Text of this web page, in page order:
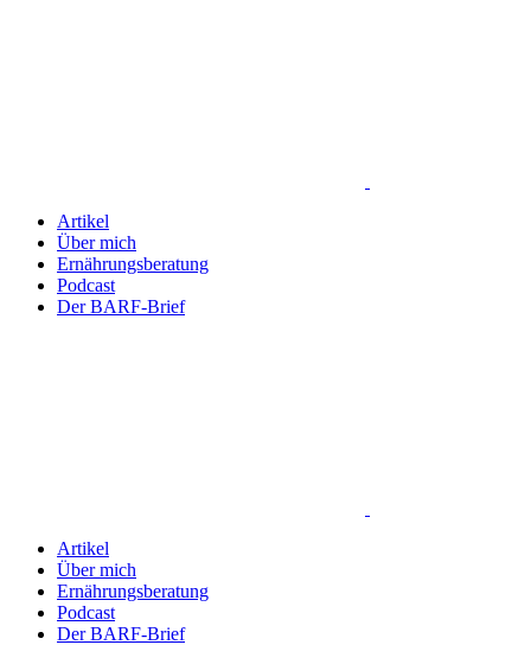
Artikel
Über mich
Ernährungsberatung
Podcast
Der BARF-Brief
Artikel
Über mich
Ernährungsberatung
Podcast
Der BARF-Brief